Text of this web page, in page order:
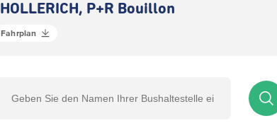
HOLLERICH, P+R Bouillon
Fahrplan